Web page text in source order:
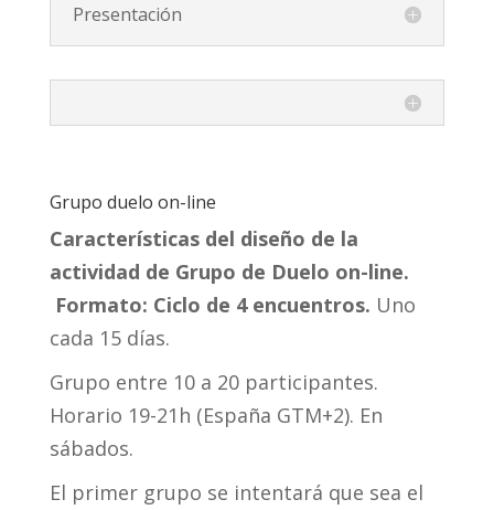
Presentación
Grupo duelo on-line
Características del diseño de la
actividad de Grupo de Duelo on-line.
Formato: Ciclo de 4 encuentros. Uno
cada 15 días.
Grupo entre 10 a 20 participantes.
Horario 19-21h (España GTM+2). En
sábados.
El primer grupo se intentará que sea el